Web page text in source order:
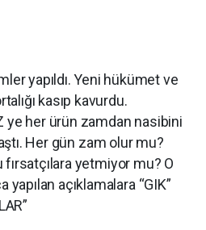
yapıldı. Yeni hükümet ve
kasıp kavurdu.
ye her ürün zamdan nasibini
Her gün zam olur mu?
yetmiyor mu? O
açıklamalara “GIK”